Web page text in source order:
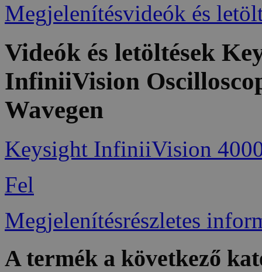
Megjelenítésvideók és
Videók és letöltések
InfiniiVision
Wavegen
Keysight InfiniiVision
Fel
Megjelenítésrészletes
A termék a következő